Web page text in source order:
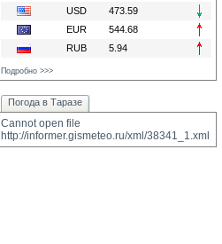
USD
473.59
EUR
544.68
RUB
5.94
Подробно >>>
Погода в Таразе
Cannot open file
http://informer.gismeteo.ru/xml/38341_1.xml